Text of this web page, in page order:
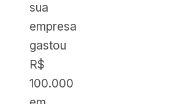
sua
empresa
gastou
R$
100.000